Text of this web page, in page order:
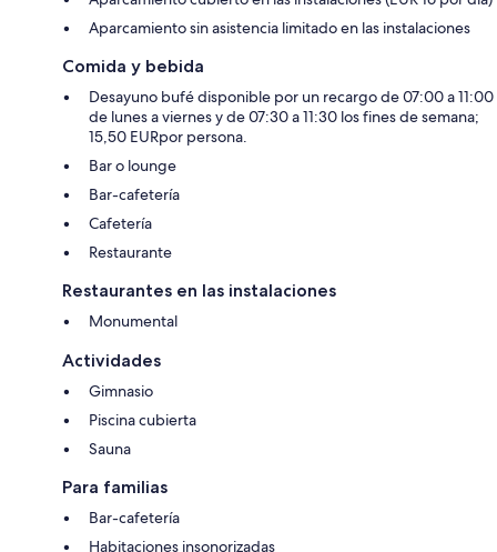
Aparcamiento sin asistencia limitado en las instalaciones
Comida y bebida
Desayuno bufé disponible por un recargo de 07:00 a 11:00
de lunes a viernes y de 07:30 a 11:30 los fines de semana;
15,50 EURpor persona.
Bar o lounge
Bar-cafetería
Cafetería
Restaurante
Restaurantes en las instalaciones
Monumental
Actividades
Gimnasio
Piscina cubierta
Sauna
Para familias
Bar-cafetería
Habitaciones insonorizadas